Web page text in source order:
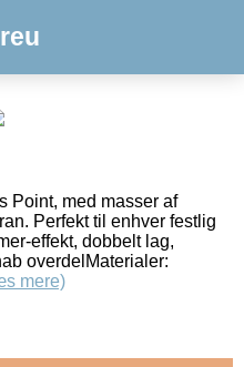
Point, med masser af
Perfekt til enhver festlig
effekt, dobbelt lag,
overdelMaterialer:
mere)